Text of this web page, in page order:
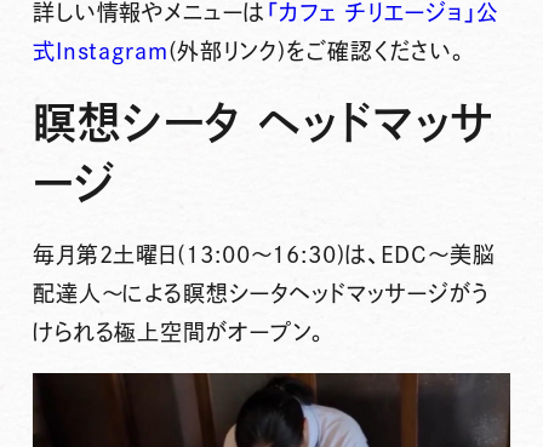
詳しい情報やメニューは 「カフェ チリエージョ」公
式Instagram(外部リンク)をご確認ください。
瞑想シータ ヘッドマッサ
ージ
毎月第2土曜日 (13:00～16:30)は、EDC～美脳
配達人～による 瞑想シータヘッドマッサージがう
けられる極上空間がオープン。